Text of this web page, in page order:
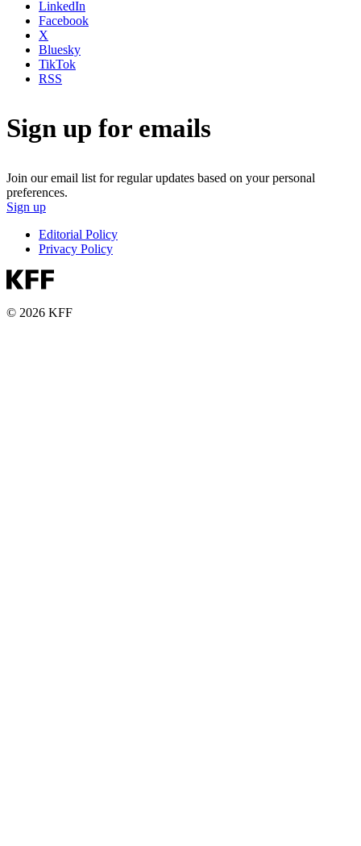
LinkedIn
Facebook
X
Bluesky
TikTok
RSS
Sign up for emails
Join our email list for regular updates based on your personal
preferences.
Sign up
Editorial Policy
Privacy Policy
© 2026 KFF